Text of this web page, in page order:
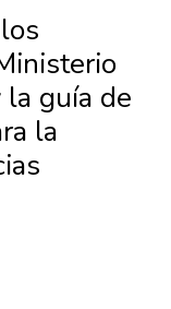
la guía de
la